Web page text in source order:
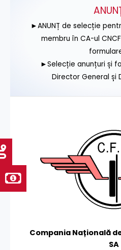
►ANUNȚ de selecție
membru în CA-ul CNCF
►Selecție anunțuri și
Director General și
Compania Națională
SA